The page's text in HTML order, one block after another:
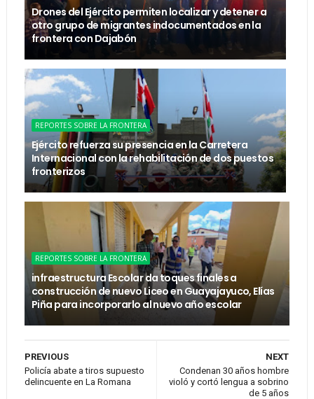
Drones del Ejército permiten localizar y detener a
otro grupo de migrantes indocumentados en la
frontera con Dajabón
REPORTES SOBRE LA FRONTERA
Ejército refuerza su presencia en la Carretera
Internacional con la rehabilitación de dos puestos
fronterizos
REPORTES SOBRE LA FRONTERA
infraestructura Escolar da toques finales a
construcción de nuevo Liceo en Guayajayuco, Elías
Piña para incorporarlo al nuevo año escolar
NEXT
Condenan 30 años hombre
violó y cortó lengua a sobrino
de 5 años
PREVIOUS
Policía abate a tiros supuesto
delincuente en La Romana